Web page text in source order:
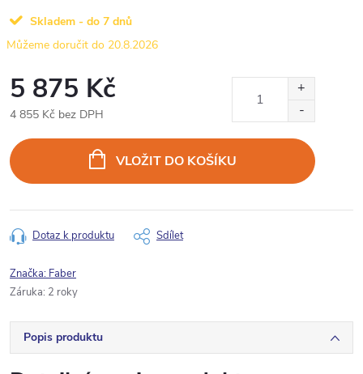
Skladem - do 7 dnů
20.8.2026
5 875 Kč
4 855 Kč bez DPH
cena:
VLOŽIT DO KOŠÍKU
Dotaz k produktu Sdílet
Značka: Faber
Záruka: 2 roky
Popis produktu